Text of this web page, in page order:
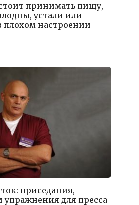
принимать пищу,
устали или
плохом настроении
приседания,
для пресса